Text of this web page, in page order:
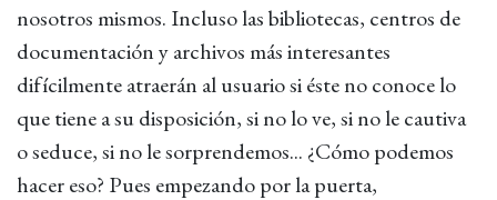
nosotros mismos. Incluso las bibliotecas, centros de
documentación y archivos más interesantes
difícilmente atraerán al usuario si éste no conoce lo
que tiene a su disposición, si no lo ve, si no le cautiva
o seduce, si no le sorprendemos... ¿Cómo podemos
hacer eso? Pues empezando por la puerta,